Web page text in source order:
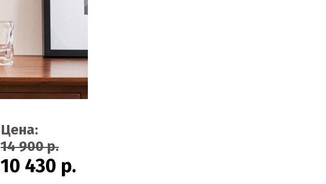
Цена:
14 900 р.
10 430 р.